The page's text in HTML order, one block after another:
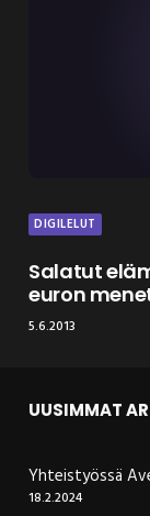
DIGILELUT
Salatut
euron
5.6.2013
UUSIMMAT
Yhteistyössä
18.2.2024